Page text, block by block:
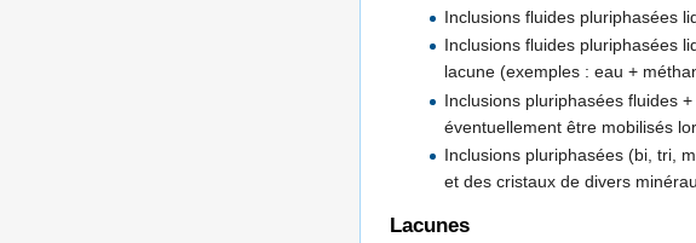
Inclusions fluides pluriphasées
Inclusions fluides pluriphasées
lacune (exemples : eau +
Inclusions pluriphasées fluides
éventuellement être mobilisés
Inclusions pluriphasées (bi, tri,
et des cristaux de divers
Lacunes